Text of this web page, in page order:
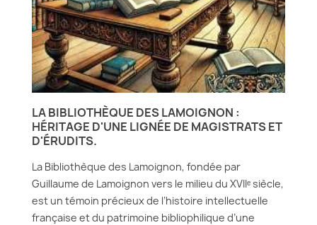
LA BIBLIOTHÈQUE DES LAMOIGNON :
HÉRITAGE D'UNE LIGNÉE DE MAGISTRATS ET
D'ÉRUDITS.
La Bibliothèque des Lamoignon, fondée par
Guillaume de Lamoignon vers le milieu du XVIIᵉ siècle,
est un témoin précieux de l’histoire intellectuelle
française et du patrimoine bibliophilique d’une